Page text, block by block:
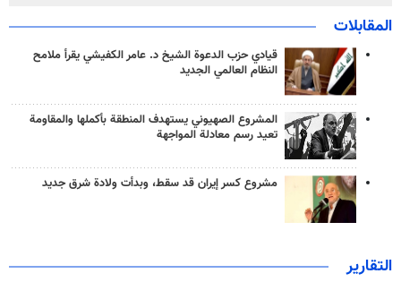
المقابلات
قيادي حزب الدعوة الشيخ د. عامر الكفيشي يقرأ ملامح
النظام العالمي الجديد
المشروع الصهيوني يستهدف المنطقة بأكملها والمقاومة
تعيد رسم معادلة المواجهة
مشروع كسر إيران قد سقط، وبدأت ولادة شرق جديد
التقارير